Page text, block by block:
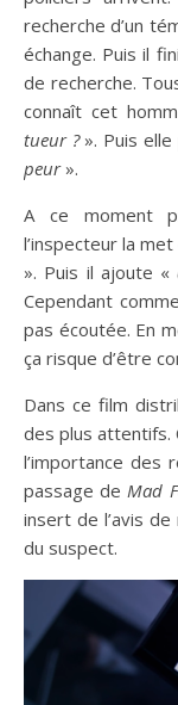
recherche d’un
échange. Puis il
de recherche.
connaît cet
tueur ?». Puis
peur».
A ce moment
l’inspecteur la
». Puis il ajoute «
Cependant
pas écoutée. En
ça risque d’être
Dans ce film
des plus attentifs.
l’importance des
passage deMad
insert de l’avis
du suspect.